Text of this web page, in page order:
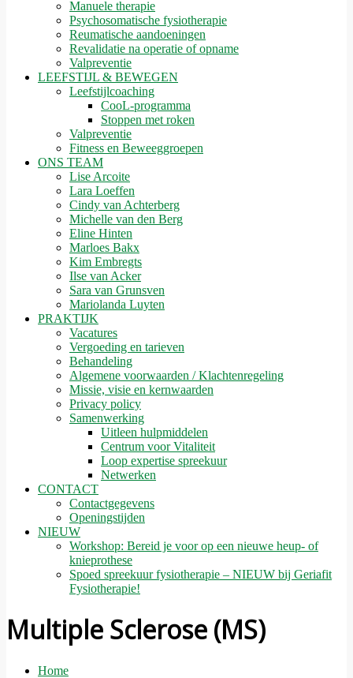
Manuele therapie
Psychosomatische fysiotherapie
Reumatische aandoeningen
Revalidatie na operatie of opname
Valpreventie
LEEFSTIJL & BEWEGEN
Leefstijlcoaching
CooL-programma
Stoppen met roken
Valpreventie
Fitness en Beweeggroepen
ONS TEAM
Lise Arcoite
Lara Loeffen
Cindy van Achterberg
Michelle van den Berg
Eline Hinten
Marloes Bakx
Kim Embregts
Ilse van Acker
Sara van Grunsven
Mariolanda Luyten
PRAKTIJK
Vacatures
Vergoeding en tarieven
Behandeling
Algemene voorwaarden / Klachtenregeling
Missie, visie en kernwaarden
Privacy policy
Samenwerking
Uitleen hulpmiddelen
Centrum voor Vitaliteit
Loop expertise spreekuur
Netwerken
CONTACT
Contactgegevens
Openingstijden
NIEUW
Workshop: Bereid je voor op een nieuwe heup- of
knieprothese
Spoed spreekuur fysiotherapie – NIEUW bij Geriafit
Fysiotherapie!
Multiple Sclerose (MS)
Home